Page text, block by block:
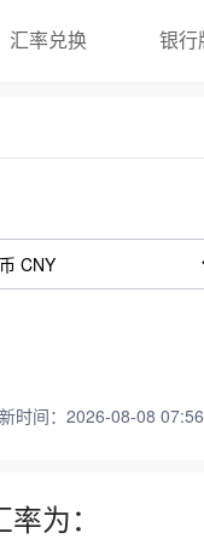
汇率兑换 银行
时间：2026-08-08
为：